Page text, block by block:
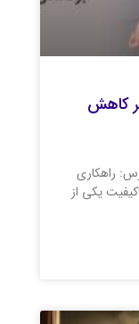
کاهش
راهکاری
یکی از